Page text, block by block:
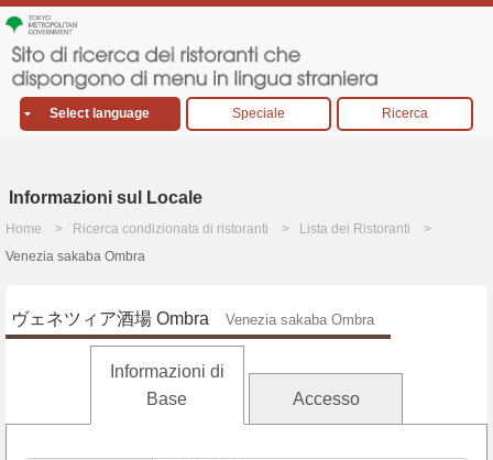
Select language Speciale Ricerca
Informazioni sul Locale
Home Ricerca condizionata di ristoranti
Lista dei Ristoranti
Venezia sakaba Ombra
ヴェネツィア酒場 Ombra Venezia sakaba Ombra
Informazioni di
Base
Accesso